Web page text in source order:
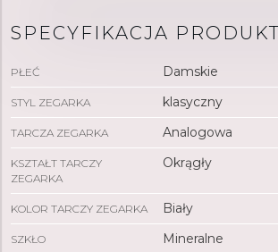
SPECYFIKACJA
PŁEĆ Damskie
STYL ZEGARKA klasyczny
TARCZA ZEGARKA Analogowa
KSZTAŁT TARCZY
ZEGARKA
Okrągły
KOLOR TARCZY ZEGARKA Biały
SZKŁO Mineralne